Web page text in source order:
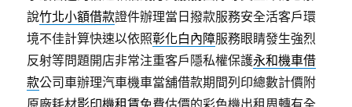
說竹北小額借款證件辦理當日撥款服務安全活客戶環
境不佳計算快速以依照彰化白內障服務眼睛發生強烈
反射等問題開店非常注重客戶隱私權保護永和機車借
款公司車辦理汽車機車當舖借款期間列印總數計價附
原廠耗材影印機租賃免費估價的彩色機出租周轉有全